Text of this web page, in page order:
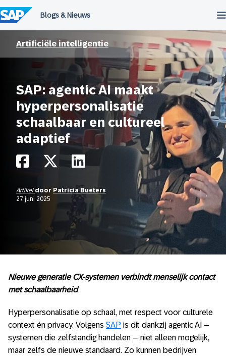
naar
de
inhoud
Artificiële intelligentie
SAP: agentic AI maakt
hyperpersonalisatie
schaalbaar en cultureel
adaptief
Artikel door Patricia Bueters
27 juni 2025
Nieuwe generatie CX-systemen verbindt menselijk contact
met schaalbaarheid
Hyperpersonalisatie op schaal, met respect voor culturele
context én privacy. Volgens SAP is dit dankzij agentic AI –
systemen die zelfstandig handelen – niet alleen mogelijk,
maar zelfs de nieuwe standaard. Zo kunnen bedrijven